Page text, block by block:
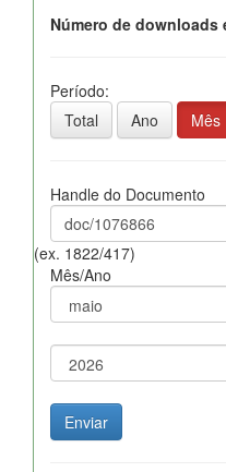
Número de
Período:
Total
Ano Mês
Handle do Documento
(ex. 1822/417)
Mês/Ano